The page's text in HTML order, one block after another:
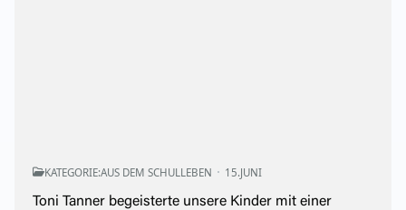
KATEGORIE:AUS DEM SCHULLEBEN 15.JUNI
Toni Tanner begeisterte unsere Kinder mit einer